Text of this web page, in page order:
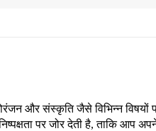
और संस्कृति जैसे विभिन्न विषयों
पर जोर देती है, ताकि आप